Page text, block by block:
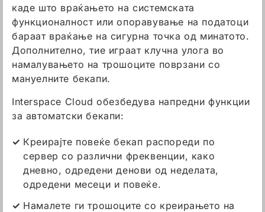
каде што враќањето на системската
функционалност или опоравување на податоци
бараат враќање на сигурна точка од минатото.
Дополнително, тие играат клучна улога во
намалувањето на трошоците поврзани со
мануелните бекапи.
Interspace Cloud обезбедува напредни функции
за автоматски бекапи:
Креирајте повеќе бекап распореди по
сервер со различни фреквенции, како
дневно, одредени денови од неделата,
одредени месеци и повеќе.
Намалете ги трошоците со креирањето на